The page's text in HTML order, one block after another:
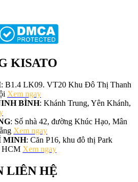
KISATO
: B1.4 LK09. VT20 Khu Đô Thị Thanh
Xem ngay
BÌNH: Khánh Trung, Yên Khánh,
: Số nhà 42, đường Khúc Hạo, Mân
Xem ngay
MINH: Căn P16, khu đô thị Park
HCM Xem ngay
LIÊN HỆ